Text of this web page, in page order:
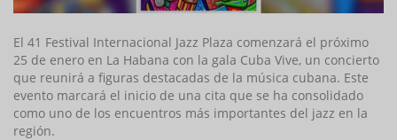
El 41 Festival Internacional Jazz Plaza comenzará el próximo
25 de enero en La Habana con la gala Cuba Vive, un concierto
que reunirá a figuras destacadas de la música cubana. Este
evento marcará el inicio de una cita que se ha consolidado
como uno de los encuentros más importantes del jazz en la
región.